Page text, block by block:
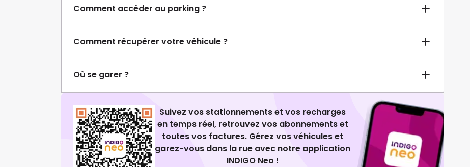
Comment accéder au parking ?
Comment récupérer votre véhicule ?
Où se garer ?
Suivez vos stationnements et vos recharges
en temps réel, retrouvez vos abonnements et
toutes vos factures. Gérez vos véhicules et
garez-vous dans la rue avec notre application
INDIGO Neo !